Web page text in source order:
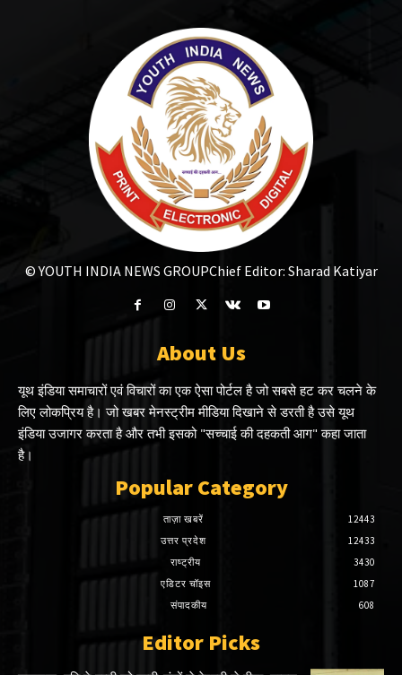
© YOUTH INDIA NEWS GROUPChief Editor: Sharad Katiyar
About Us
यूथ इंडिया समाचारों एवं विचारों का एक ऐसा पोर्टल है जो सबसे हट कर चलने के
लिए लोकप्रिय है। जो खबर मेनस्ट्रीम मीडिया दिखाने से डरती है उसे यूथ
इंडिया उजागर करता है और तभी इसको "सच्चाई की दहकती आग" कहा जाता
है।
Popular Category
ताज़ा खबरें
12443
उत्तर प्रदेश
12433
राष्ट्रीय
3430
एडिटर चॉइस
1087
संपादकीय
608
Editor Picks